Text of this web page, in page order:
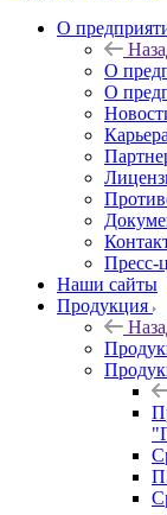
О
О
О
Карьера
Пресс-
Наши сайты
Продукция